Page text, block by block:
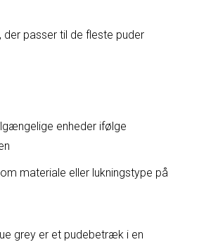
grey er et pudebetræk i en
der passer til de fleste puder
enheder ifølge
materiale eller lukningstype på